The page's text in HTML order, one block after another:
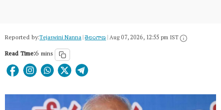
Reported by:Tejaswini Nanna|తెలంగాణ‌|Aug 07, 2026, 12:55 pm IST
Read Time:6 mins